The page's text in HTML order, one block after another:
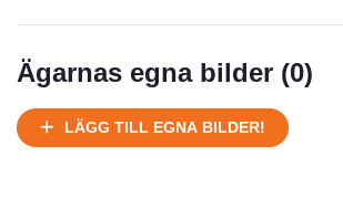
Under normalt skick, kan kräva reparation
Ägarnas egna bilder (0)
LÄGG TILL EGNA BILDER!